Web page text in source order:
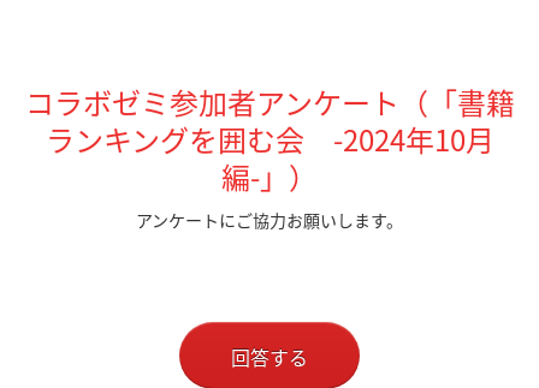
コラボゼミ参加者アンケート（ 「書籍
ランキングを囲む会 -2024年10月
編-」 ）
アンケートにご協力お願いします。
回答する